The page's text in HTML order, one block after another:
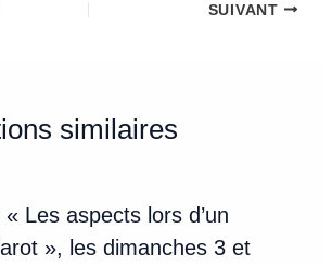
SUIVANT
similaires
Les aspects lors d’un
», les dimanches 3 et